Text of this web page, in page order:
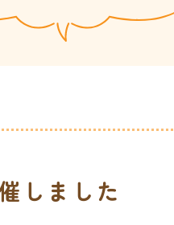
しました